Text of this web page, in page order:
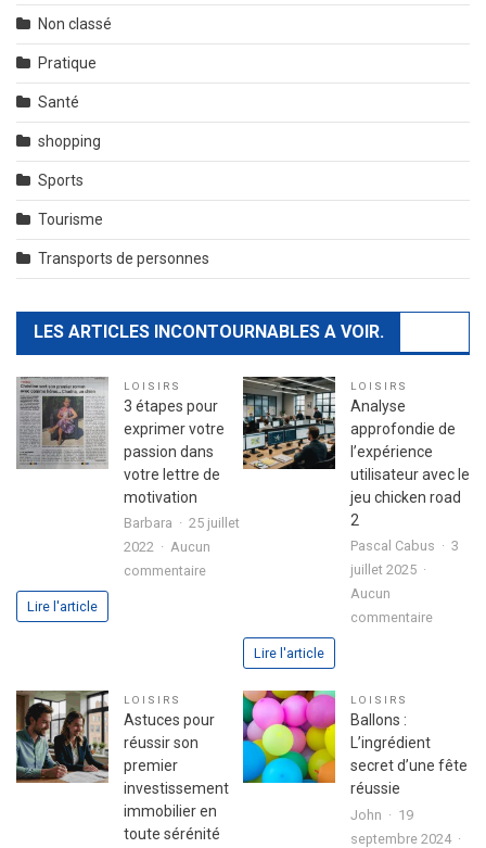
Non classé
Pratique
Santé
shopping
Sports
Tourisme
Transports de personnes
LES ARTICLES INCONTOURNABLES A VOIR.
LOISIRS
3 étapes pour
exprimer votre
passion dans
votre lettre de
motivation
Barbara
25 juillet
2022
Aucun
commentairesur
exprimer
passion
lettre
de
motivation
Lire l'article
LOISIRS
Analyse
approfondie de
l’expérience
utilisateur avec le
jeu chicken road
2
Pascal Cabus
3
juillet 2025
Aucun
commentairesur
avec
chicken
Lire l'article
LOISIRS
Astuces pour
réussir son
premier
investissement
immobilier en
toute sérénité
LOISIRS
Ballons :
L’ingrédient
secret d’une fête
réussie
John
19
septembre 2024